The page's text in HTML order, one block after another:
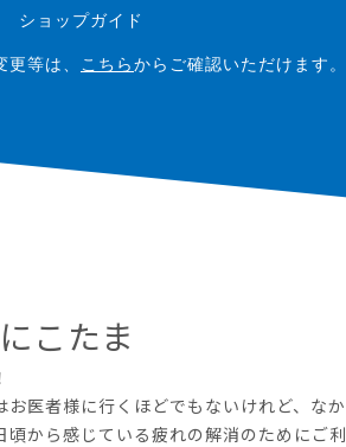
ショップガイド
等は、 こちら からご確認いただけます。
こたま
お医者様に行くほどでもないけれど、な
から感じている疲れの解消のためにご